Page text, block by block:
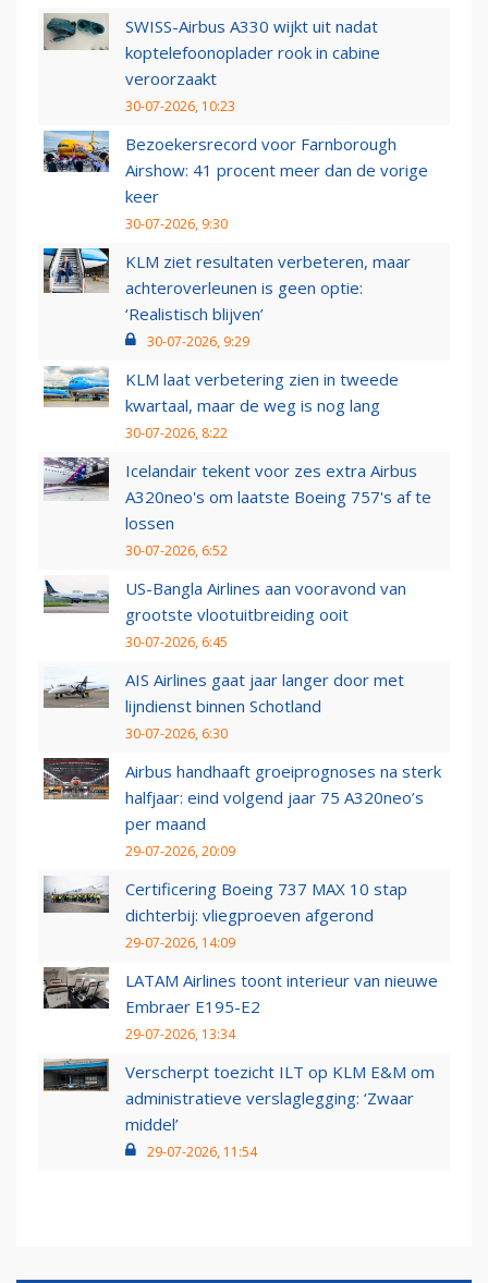
SWISS-Airbus A330 wijkt uit nadat
koptelefoonoplader rook in cabine
veroorzaakt
30-07-2026, 10:23
Bezoekersrecord voor Farnborough
Airshow: 41 procent meer dan de vorige
keer
30-07-2026, 9:30
KLM ziet resultaten verbeteren, maar
achteroverleunen is geen optie:
‘Realistisch blijven’
30-07-2026, 9:29
KLM laat verbetering zien in tweede
kwartaal, maar de weg is nog lang
30-07-2026, 8:22
Icelandair tekent voor zes extra Airbus
A320neo's om laatste Boeing 757's af te
lossen
30-07-2026, 6:52
US-Bangla Airlines aan vooravond van
grootste vlootuitbreiding ooit
30-07-2026, 6:45
AIS Airlines gaat jaar langer door met
lijndienst binnen Schotland
30-07-2026, 6:30
Airbus handhaaft groeiprognoses na sterk
halfjaar: eind volgend jaar 75 A320neo’s
per maand
29-07-2026, 20:09
Certificering Boeing 737 MAX 10 stap
dichterbij: vliegproeven afgerond
29-07-2026, 14:09
LATAM Airlines toont interieur van nieuwe
Embraer E195-E2
29-07-2026, 13:34
Verscherpt toezicht ILT op KLM E&M om
administratieve verslaglegging: ‘Zwaar
middel’
29-07-2026, 11:54